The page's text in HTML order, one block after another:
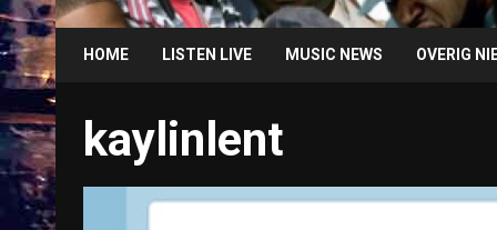
HOME LISTEN LIVE MUSIC NEWS OVERIG
kaylinlent